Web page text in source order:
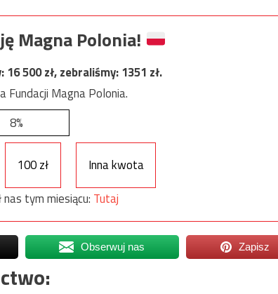
Magna Polonia!
16 500zł, zebraliśmy:1351 zł.
Magna Polonia.
8%
100 zł
Inna kwota
tym miesiącu: Tutaj
Obserwuj nas Zapisz